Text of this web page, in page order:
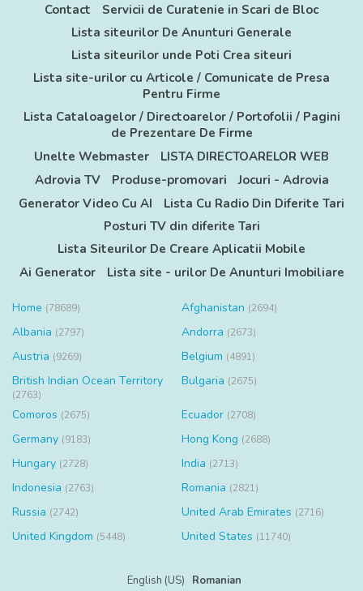
Contact
Servicii de Curatenie in Scari de Bloc
Lista siteurilor De Anunturi Generale
Lista siteurilor unde Poti Crea siteuri
Lista site-urilor cu Articole / Comunicate de Presa
Pentru Firme
Lista Cataloagelor / Directoarelor / Portofolii / Pagini
de Prezentare De Firme
Unelte Webmaster
LISTA DIRECTOARELOR WEB
Adrovia TV
Produse-promovari
Jocuri - Adrovia
Generator Video Cu AI
Lista Cu Radio Din Diferite Tari
Posturi TV din diferite Tari
Lista Siteurilor De Creare Aplicatii Mobile
Ai Generator
Lista site - urilor De Anunturi Imobiliare
Home (78689) Afghanistan (2694)
Albania (2797) Andorra (2673)
Austria (9269) Belgium (4891)
British Indian Ocean Territory
(2763)
Bulgaria (2675)
Comoros (2675) Ecuador (2708)
Germany (9183) Hong Kong (2688)
Hungary (2728) India (2713)
Indonesia (2763) Romania (2821)
Russia (2742) United Arab Emirates (2716)
United Kingdom (5448) United States (11740)
English (US) Romanian